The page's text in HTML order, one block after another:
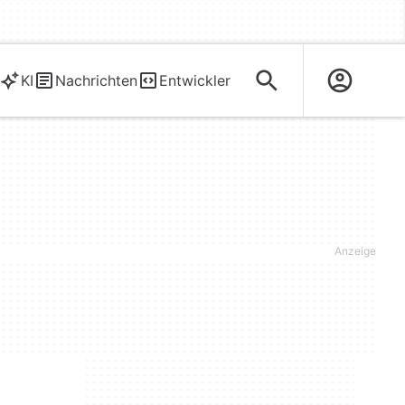
KI Nachrichten Entwickler